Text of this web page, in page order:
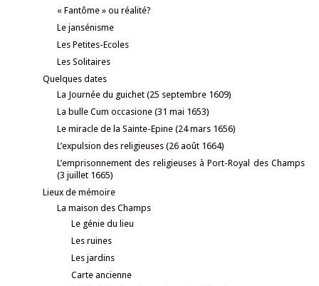
« Fantôme » ou réalité?
Le jansénisme
Les Petites-Ecoles
Les Solitaires
Quelques dates
La Journée du guichet (25 septembre 1609)
La bulle Cum occasione (31 mai 1653)
Le miracle de la Sainte-Epine (24 mars 1656)
L’expulsion des religieuses (26 août 1664)
L’emprisonnement des religieuses à Port-Royal des Champs
(3 juillet 1665)
Lieux de mémoire
La maison des Champs
Le génie du lieu
Les ruines
Les jardins
Carte ancienne